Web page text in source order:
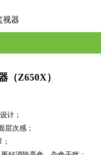
视器
（Z650X）
计；
层次感；